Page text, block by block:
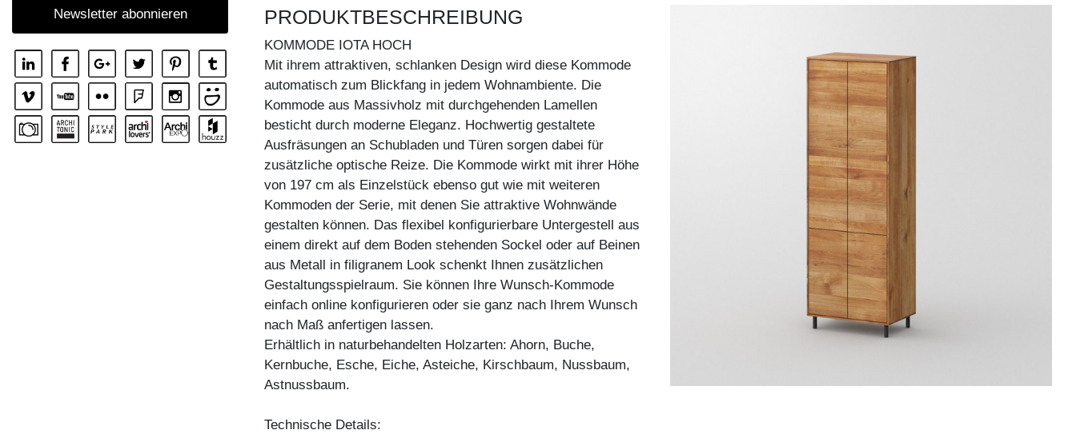
KOMMODE IOTA TV
KOMMODE IOTA WALL
KOMMODE IOTA WALL H
KOMMODE IOTA WALL V
KOMMODE LINEA
KOMMODE LINEA HI
Newsletter abonnieren PRODUKTBESCHREIBUNG
KOMMODE IOTA HOCH
Mit ihrem attraktiven, schlanken Design wird diese Kommode
automatisch zum Blickfang in jedem Wohnambiente. Die
Kommode aus Massivholz mit durchgehenden Lamellen
besticht durch moderne Eleganz. Hochwertig gestaltete
Ausfräsungen an Schubladen und Türen sorgen dabei für
zusätzliche optische Reize. Die Kommode wirkt mit ihrer Höhe
von 197 cm als Einzelstück ebenso gut wie mit weiteren
Kommoden der Serie, mit denen Sie attraktive Wohnwände
gestalten können. Das flexibel konfigurierbare Untergestell aus
einem direkt auf dem Boden stehenden Sockel oder auf Beinen
aus Metall in filigranem Look schenkt Ihnen zusätzlichen
Gestaltungsspielraum. Sie können Ihre Wunsch-Kommode
einfach online konfigurieren oder sie ganz nach Ihrem Wunsch
nach Maß anfertigen lassen.
Erhältlich in naturbehandelten Holzarten: Ahorn, Buche,
Kernbuche, Esche, Eiche, Asteiche, Kirschbaum, Nussbaum,
Astnussbaum.
Technische Details: